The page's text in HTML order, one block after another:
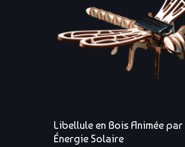
Libellule en Bois Animée par
Énergie Solaire